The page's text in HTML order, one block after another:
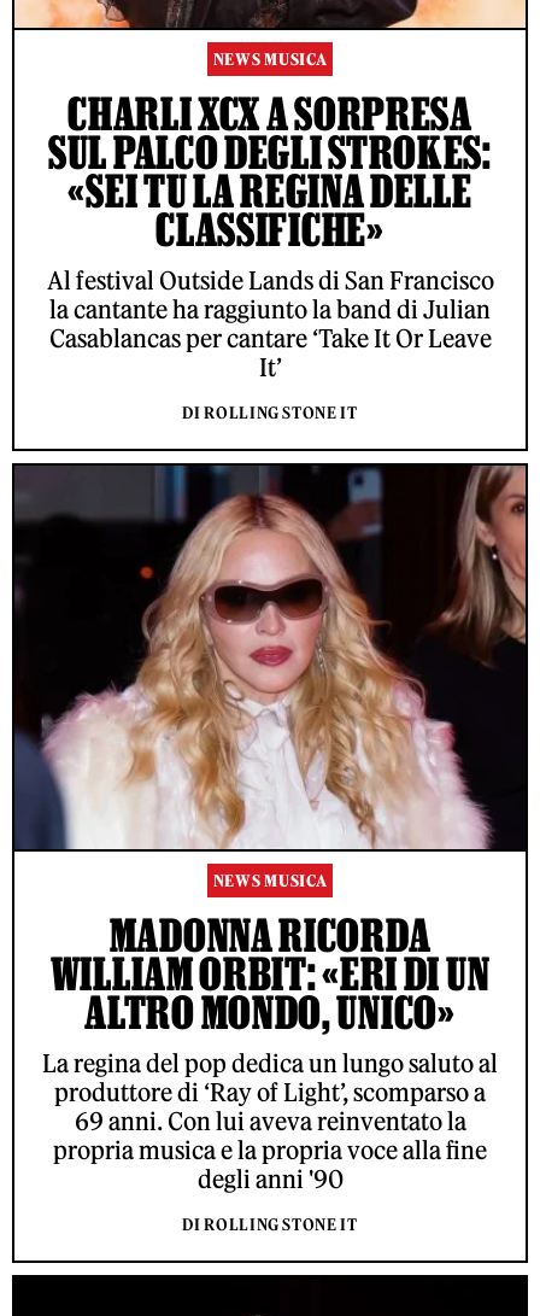
NEWS MUSICA
CHARLI XCX A SORPRESA
SUL PALCO DEGLI STROKES:
«SEI TU LA REGINA DELLE
CLASSIFICHE»
Al festival Outside Lands di San Francisco
la cantante ha raggiunto la band di Julian
Casablancas per cantare ‘Take It Or Leave
It’
DI ROLLING STONE IT
NEWS MUSICA
MADONNA RICORDA
WILLIAM ORBIT: «ERI DI UN
ALTRO MONDO, UNICO»
La regina del pop dedica un lungo saluto al
produttore di ‘Ray of Light’, scomparso a
69 anni. Con lui aveva reinventato la
propria musica e la propria voce alla fine
degli anni '90
DI ROLLING STONE IT